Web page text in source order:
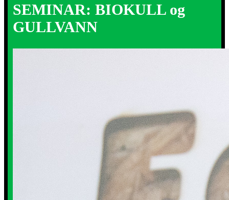
SEMINAR: BIOKULL og
GULLVANN